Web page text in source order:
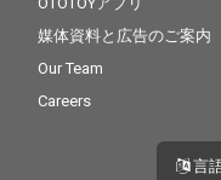
媒体資料と広告のご案内
Our Team
Careers
言